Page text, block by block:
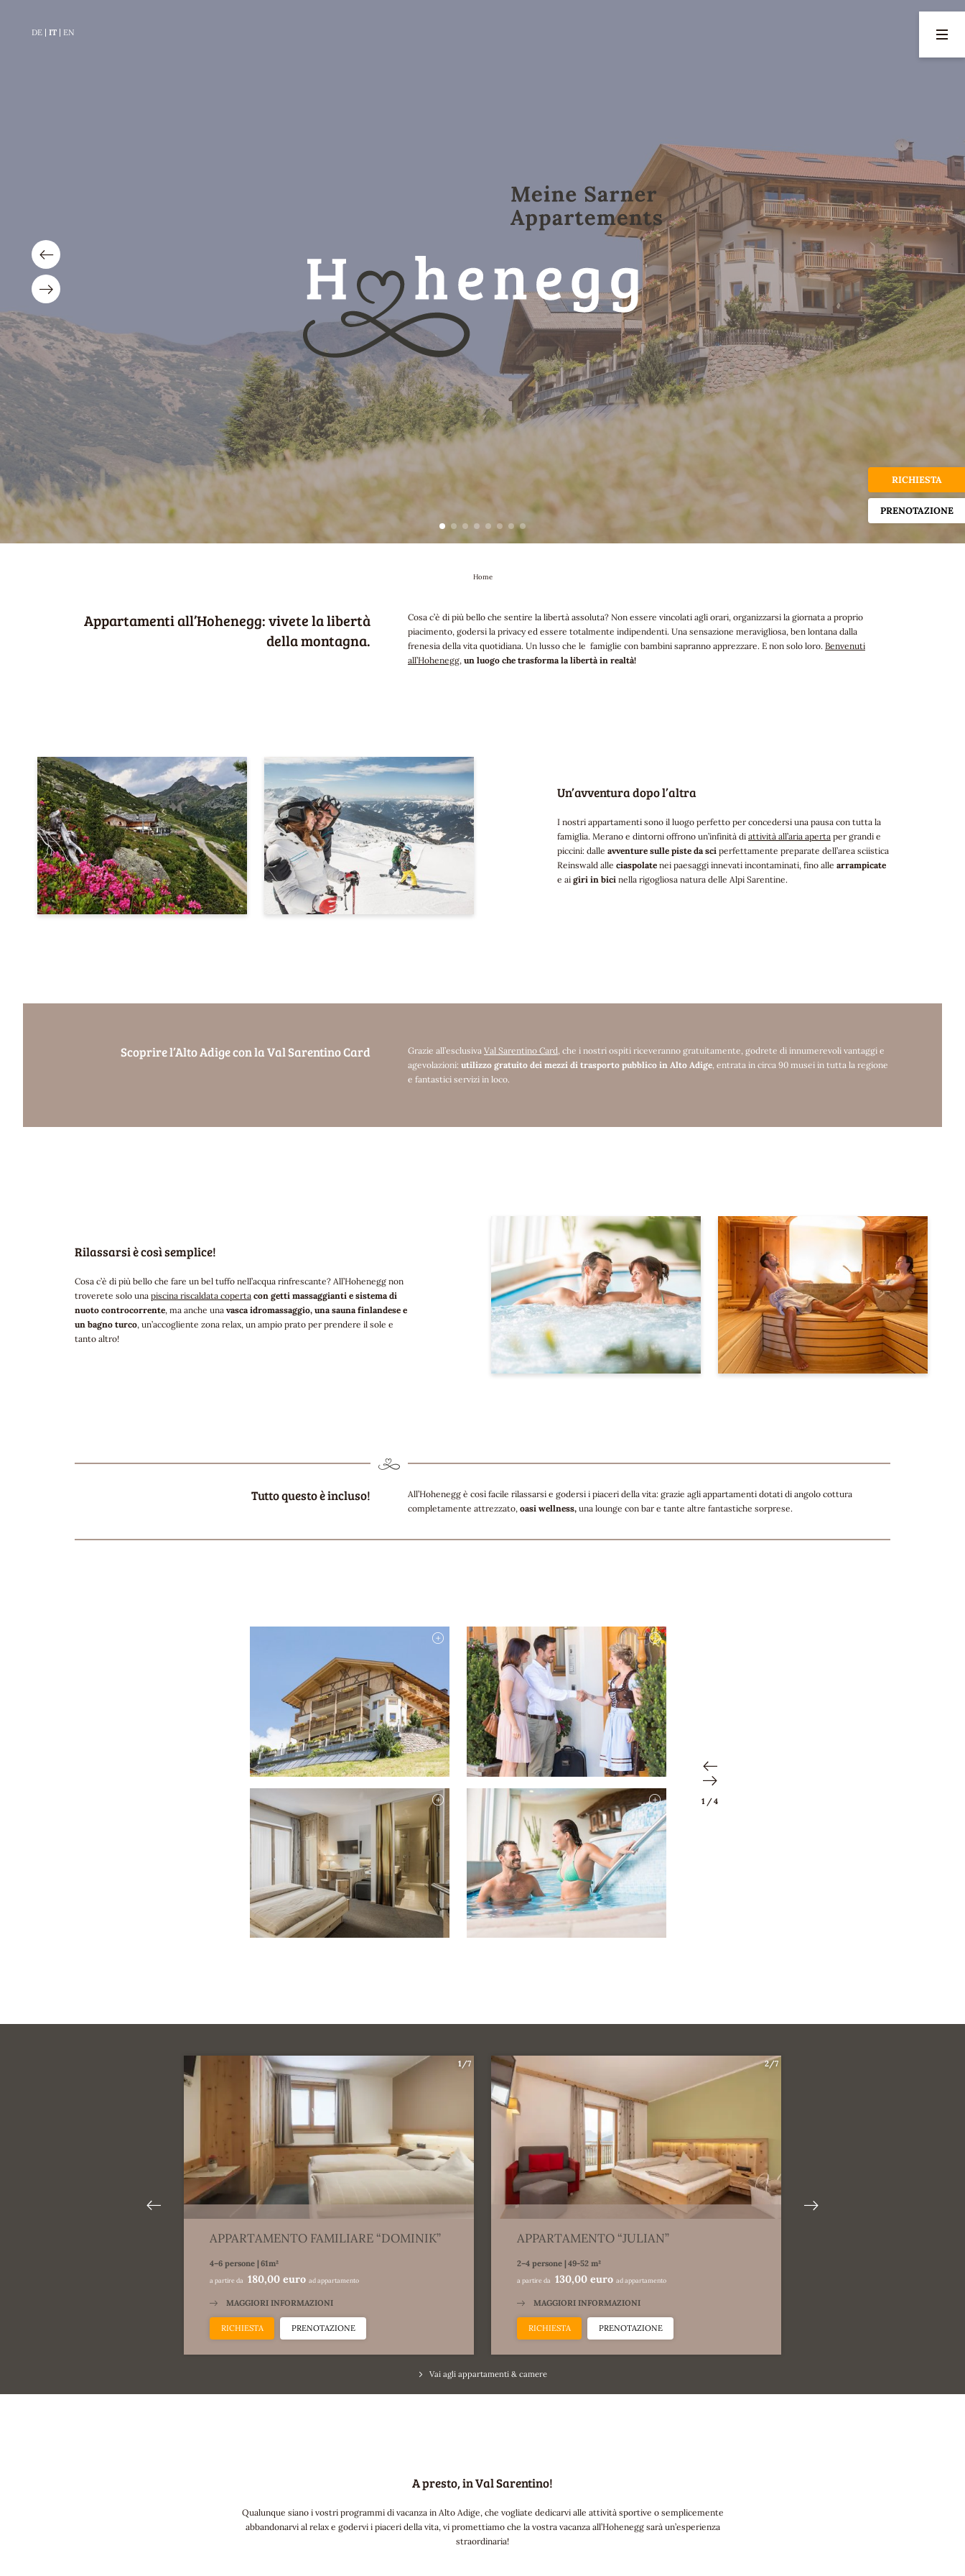
DE IT EN
RICHIESTA
PRENOTAZIONE
Informazioni utili
Galleria immagini
Richiesta
Colazione per buongustai in
inverno
Piscina, saune e wellness
Bar e lounge
Dritte per famiglie
Ristoranti
Attrazioni
EN +39 0471 62 53 93 info@hohenegg-sarntal.com RICHIESTA PRENOTAZIONE
Home
Appartamenti all’Hohenegg: vivete la libertà
della montagna.
Cosa c’è di più bello che sentire la libertà assoluta? Non essere vincolati agli orari, organizzarsi la giornata a proprio
piacimento, godersi la privacy ed essere totalmente indipendenti. Una sensazione meravigliosa, ben lontana dalla
frenesia della vita quotidiana. Un lusso che le famiglie con bambini sapranno apprezzare. E non solo loro. Benvenuti
all’Hohenegg, un luogo che trasforma la libertà in realtà!
Un’avventura dopo l’altra
I nostri appartamenti sono il luogo perfetto per concedersi una pausa con tutta la
famiglia. Merano e dintorni offrono un’infinità di attività all’aria aperta per grandi e
piccini: dalle avventure sulle piste da sci perfettamente preparate dell’area sciistica
Reinswald alle ciaspolate nei paesaggi innevati incontaminati, fino alle arrampicate
e ai giri in bici nella rigogliosa natura delle Alpi Sarentine.
Scoprire l’Alto Adige con la Val Sarentino Card Grazie all’esclusiva Val Sarentino Card, che i nostri ospiti riceveranno gratuitamente, godrete di innumerevoli vantaggi e
agevolazioni: utilizzo gratuito dei mezzi di trasporto pubblico in Alto Adige, entrata in circa 90 musei in tutta la regione
e fantastici servizi in loco.
Rilassarsi è così semplice!
Cosa c’è di più bello che fare un bel tuffo nell’acqua rinfrescante? All’Hohenegg non
troverete solo una piscina riscaldata coperta con getti massaggianti e sistema di
nuoto controcorrente, ma anche una vasca idromassaggio, una sauna finlandese e
un bagno turco, un’accogliente zona relax, un ampio prato per prendere il sole e
tanto altro!
Tutto questo è incluso!
All’Hohenegg è così facile rilassarsi e godersi i piaceri della vita: grazie agli appartamenti dotati di angolo cottura
completamente attrezzato, oasi wellness, una lounge con bar e tante altre fantastiche sorprese.
1 /4
1/7
APPARTAMENTO FAMILIARE “DOMINIK”
4–6 persone | 61m²
a partire da 180,00 euro ad appartamento
MAGGIORI INFORMAZIONI
RICHIESTA PRENOTAZIONE
2/7
APPARTAMENTO “JULIAN”
2–4 persone | 49-52 m²
a partire da 130,00 euro ad appartamento
MAGGIORI INFORMAZIONI
RICHIESTA PRENOTAZIONE
Vai agli appartamenti & camere
A presto, in Val Sarentino!
Qualunque siano i vostri programmi di vacanza in Alto Adige, che vogliate dedicarvi alle attività sportive o semplicemente
abbandonarvi al relax e godervi i piaceri della vita, vi promettiamo che la vostra vacanza all’Hohenegg sarà un’esperienza
straordinaria!